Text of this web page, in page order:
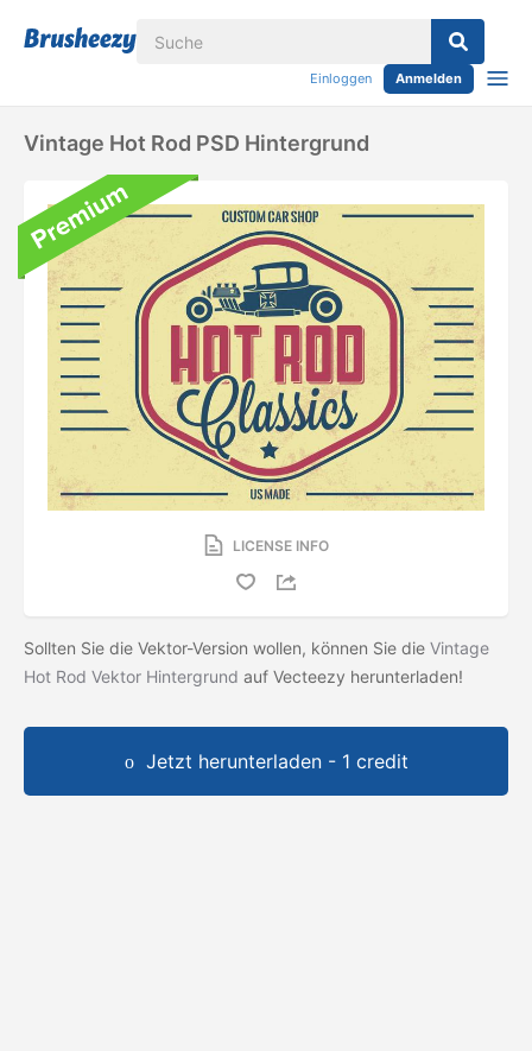
Einloggen Anmelden
Vintage Hot Rod PSD Hintergrund
LICENSE INFO
Sollten Sie die Vektor-Version wollen, können Sie die Vintage
Hot Rod Vektor Hintergrund auf Vecteezy herunterladen!
Jetzt herunterladen - 1 credit